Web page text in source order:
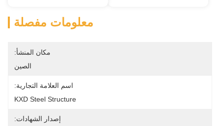
معلومات مفصلة
مكان المنشأ:
الصين
اسم العلامة التجارية:
KXD Steel Structure
إصدار الشهادات: